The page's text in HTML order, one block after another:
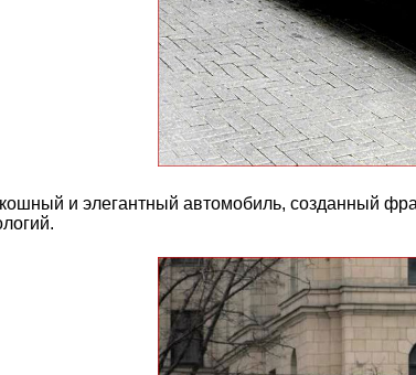
и элегантный автомобиль, созданный